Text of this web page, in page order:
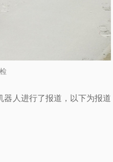
器人进行了报道，以下为报道